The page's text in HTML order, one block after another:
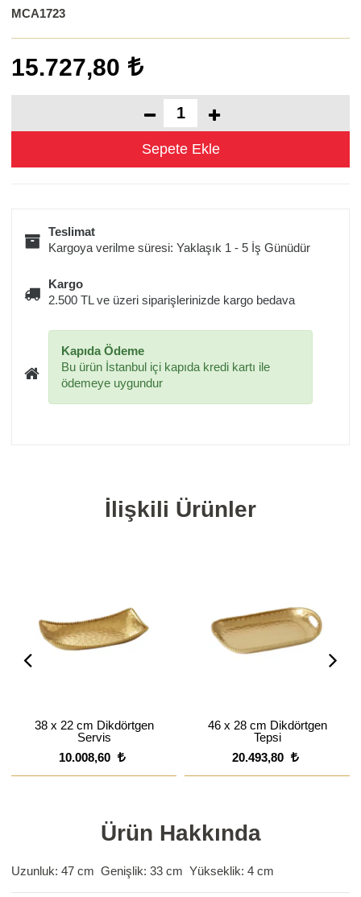
MCA1723
15.727,80
Teslimat
Kargoya verilme süresi: Yaklaşık 1 - 5 İş Günüdür
Kargo
2.500 TL ve üzeri siparişlerinizde kargo bedava
Kapıda Ödeme
Bu ürün İstanbul içi kapıda kredi kartı ile
ödemeye uygundur
İlişkili Ürünler
38 x 22 cm Dikdörtgen
Servis
10.008,60
46 x 28 cm Dikdörtgen
Tepsi
20.493,80
Ürün Hakkında
Uzunluk: 47 cm Genişlik: 33 cm Yükseklik: 4 cm